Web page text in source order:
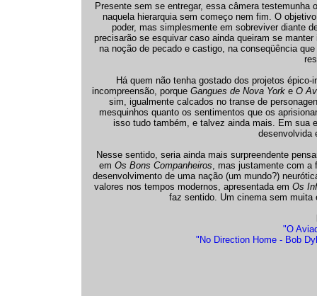
Presente sem se entregar, essa câmera
naquela hierarquia sem começo nem fim. O
poder, mas simplesmente em sobreviver diante
precisarão se esquivar caso ainda queiram se
na noção de pecado e castigo, na conseqüência
Há quem não tenha gostado dos projetos
incompreensão, porque Gangues de Nova York e O
sim, igualmente calcados no transe de
mesquinhos quanto os sentimentos que os
isso tudo também, e talvez ainda mais. Em sua
desenvolvida
Nesse sentido, seria ainda mais surpreendente
em Os Bons Companheiros, mas justamente com a
desenvolvimento de uma nação (um mundo?)
valores nos tempos modernos, apresentada em Os
faz sentido. Um cinema sem muita
"O
"No Direction Home - Bob